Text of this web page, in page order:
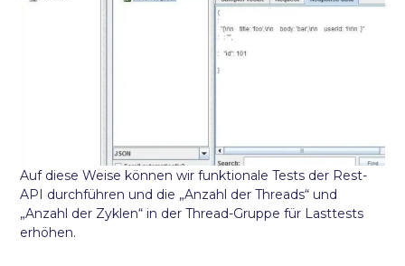
Auf diese Weise können wir funktionale Tests der Rest-
API durchführen und die „Anzahl der Threads“ und
„Anzahl der Zyklen“ in der Thread-Gruppe für Lasttests
erhöhen.